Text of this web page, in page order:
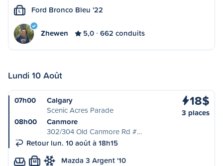
L Ford Bronco Bleu '22
Zhewen 5,0 662 conduits
Lundi 10 Août
07h00
Calgary
Scenic Acres Parade
08h00
Canmore
302/304 Old Canmore Rd #…
Retour lun. 10 août à 18h15
18$
3 places
M Mazda 3 Argent '10